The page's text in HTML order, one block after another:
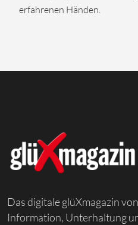
erfahrenen Händen.
Das digitale glüXmagazin
Information, Unterhaltung